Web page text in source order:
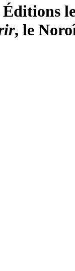
Éditions
, le